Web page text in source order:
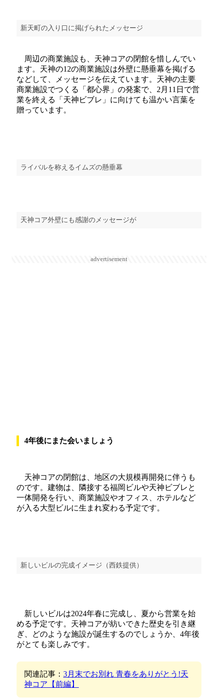
新天町の入り口に掲げられたメッセージ
周辺の商業施設も、天神コアの閉館を惜しんでい
ます。天神の12の商業施設は外壁に懸垂幕を掲げる
などして、メッセージを伝えています。天神の主要
商業施設でつくる「都心界」の発案で、2月11日で営
業を終える「天神ビブレ」に向けても温かい言葉を
贈っています。
ライバルを称えるイムズの懸垂幕
天神コア外壁にも感謝のメッセージが
advertisement
4年後にまた会いましょう
天神コアの閉館は、地区の大規模再開発に伴うも
のです。建物は、隣接する福岡ビルや天神ビブレと
一体開発を行い、商業施設やオフィス、ホテルなど
が入る大型ビルに生まれ変わる予定です。
新しいビルの完成イメージ（西鉄提供）
新しいビルは2024年春に完成し、夏から営業を始
める予定です。天神コアが紡いできた歴史を引き継
ぎ、どのような施設が誕生するのでしょうか、4年後
がとても楽しみです。
関連記事： 3月末でお別れ 青春をありがとう!天
神コア【前編】